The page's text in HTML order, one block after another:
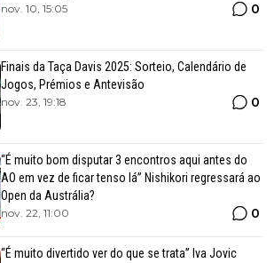
nov. 10, 15:05 0
Finais da Taça Davis 2025: Sorteio, Calendário de
Jogos, Prémios e Antevisão
nov. 23, 19:18 0
“É muito bom disputar 3 encontros aqui antes do
AO em vez de ficar tenso lá” Nishikori regressará ao
Open da Austrália?
nov. 22, 11:00 0
“É muito divertido ver do que se trata” Iva Jovic